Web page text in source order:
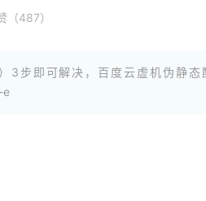
（487）
3步即可解决，百度云虚机伪静
e